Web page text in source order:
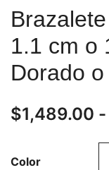
1.1 cm o
Dorado
$1,489.00 -
Color